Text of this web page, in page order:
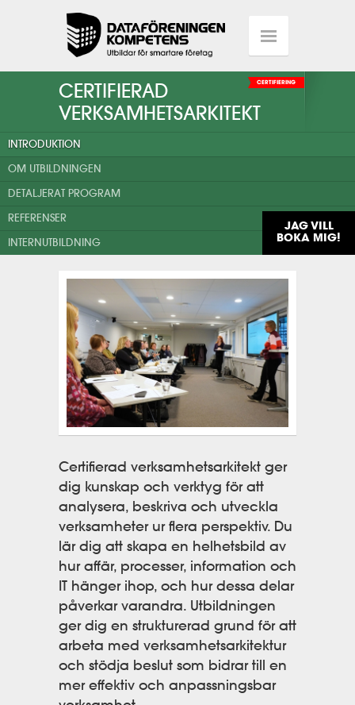
CERTIFIERAD
VERKSAMHETSARKITEKT
CERTIFIERING
INTRODUKTION
OM UTBILDNINGEN
DETALJERAT PROGRAM
REFERENSER
INTERNUTBILDNING
JAG VILL
BOKA MIG!
Certifierad verksamhetsarkitekt ger
dig kunskap och verktyg för att
analysera, beskriva och utveckla
verksamheter ur flera perspektiv. Du
lär dig att skapa en helhetsbild av
hur affär, processer, information och
IT hänger ihop, och hur dessa delar
påverkar varandra. Utbildningen
ger dig en strukturerad grund för att
arbeta med verksamhetsarkitektur
och stödja beslut som bidrar till en
mer effektiv och anpassningsbar